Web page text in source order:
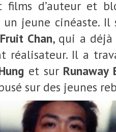
films d’auteur et
jeune cinéaste. Il
Fruit Chan, qui a
réalisateur. Il a
et sur Runaway
sur des jeunes